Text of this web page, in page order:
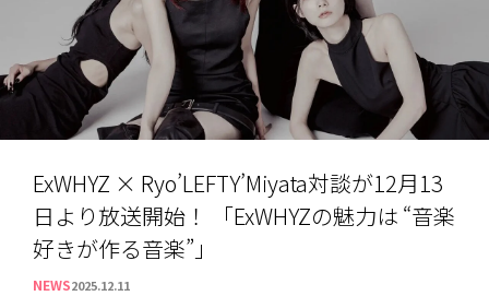
ExWHYZ × Ryo’LEFTY’Miyata対談が12月13
日より放送開始！ 「ExWHYZの魅力は “音楽
好きが作る音楽”」
NEWS2025.12.11